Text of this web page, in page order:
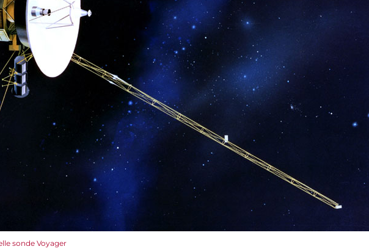
sonde Voyager